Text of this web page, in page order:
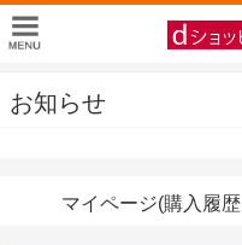
お知らせ
マイページ(購入履